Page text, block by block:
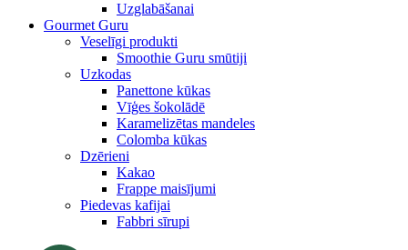
Uzglabāšanai
Gourmet Guru
Veselīgi produkti
Smoothie Guru smūtiji
Uzkodas
Panettone kūkas
Vīģes šokolādē
Karamelizētas mandeles
Colomba kūkas
Dzērieni
Kakao
Frappe maisījumi
Piedevas kafijai
Fabbri sīrupi